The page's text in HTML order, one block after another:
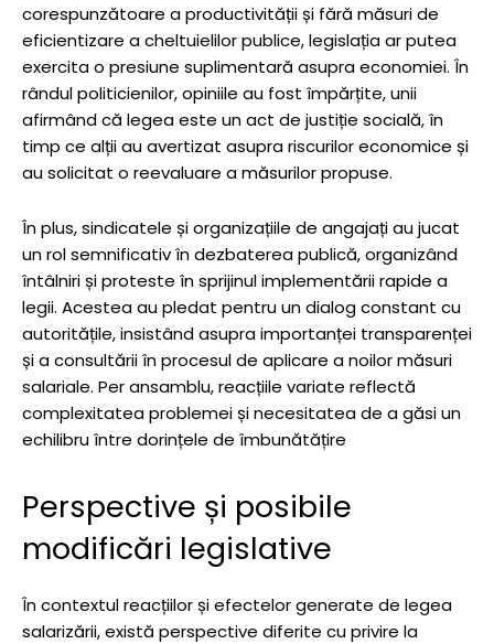
corespunzătoare a productivității și fără măsuri de
eficientizare a cheltuielilor publice, legislația ar putea
exercita o presiune suplimentară asupra economiei. În
rândul politicienilor, opiniile au fost împărțite, unii
afirmând că legea este un act de justiție socială, în
timp ce alții au avertizat asupra riscurilor economice și
au solicitat o reevaluare a măsurilor propuse.
În plus, sindicatele și organizațiile de angajați au jucat
un rol semnificativ în dezbaterea publică, organizând
întâlniri și proteste în sprijinul implementării rapide a
legii. Acestea au pledat pentru un dialog constant cu
autoritățile, insistând asupra importanței transparenței
și a consultării în procesul de aplicare a noilor măsuri
salariale. Per ansamblu, reacțiile variate reflectă
complexitatea problemei și necesitatea de a găsi un
echilibru între dorințele de îmbunătățire
Perspective și posibile
modificări legislative
În contextul reacțiilor și efectelor generate de legea
salarizării, există perspective diferite cu privire la